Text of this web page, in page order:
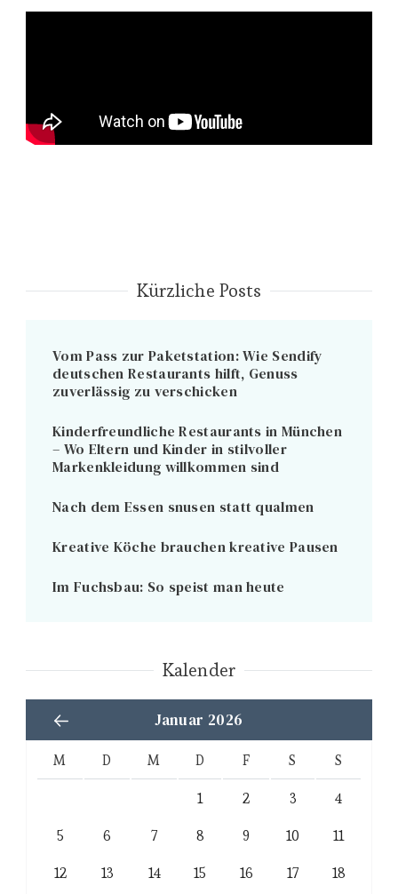
Kürzliche Posts
Vom Pass zur Paketstation: Wie Sendify
deutschen Restaurants hilft, Genuss
zuverlässig zu verschicken
Kinderfreundliche Restaurants in München
– Wo Eltern und Kinder in stilvoller
Markenkleidung willkommen sind
Nach dem Essen snusen statt qualmen
Kreative Köche brauchen kreative Pausen
Im Fuchsbau: So speist man heute
Kalender
Januar 2026
M D M D F S S
1 2 3
4
5
6 7 8 9 10
11
12
13 14 15 16 17
18